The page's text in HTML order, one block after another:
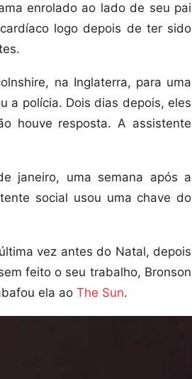
enrolado ao lado de seu pai
logo depois de ter sido
na Inglaterra, para uma
a polícia. Dois dias depois, eles
houve resposta. A assistente
janeiro, uma semana após a
social usou uma chave do
vez antes do Natal, depois
feito o seu trabalho, Bronson
ela ao The Sun.